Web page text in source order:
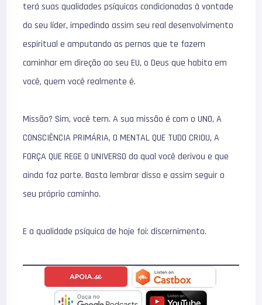
terá suas qualidades psíquicas condicionadas à vontade
do seu líder, impedindo assim seu real desenvolvimento
espiritual e amputando as pernas que te fazem
caminhar em direção ao seu EU, o Deus que habita em
você, quem você realmente é.
Missão? Sim, você tem. A sua missão é com o UNO, A
CONSCIÊNCIA PRIMÁRIA, O MENTAL QUE TUDO CRIOU, A
FORÇA QUE REGE O UNIVERSO da qual você derivou e que
ainda faz parte. Basta lembrar disso e assim seguir o
seu próprio caminho.
E a qualidade psíquica de hoje foi: discernimento.